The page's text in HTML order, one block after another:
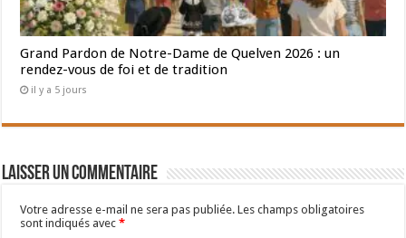
Grand Pardon de Notre-Dame de Quelven 2026 : un
rendez-vous de foi et de tradition
il y a 5 jours
Laisser un commentaire
Votre adresse e-mail ne sera pas publiée. Les champs obligatoires
sont indiqués avec*